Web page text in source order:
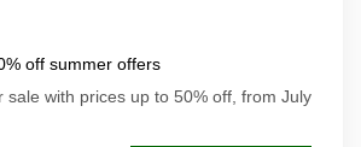
off summer offers
sale with prices up to 50% off, from July